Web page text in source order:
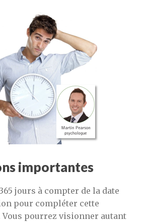
importantes
jours à compter de la date
pour compléter cette
pourrez visionner autant